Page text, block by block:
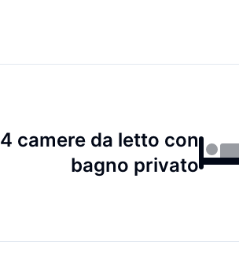
4 camere da letto con
bagno privato